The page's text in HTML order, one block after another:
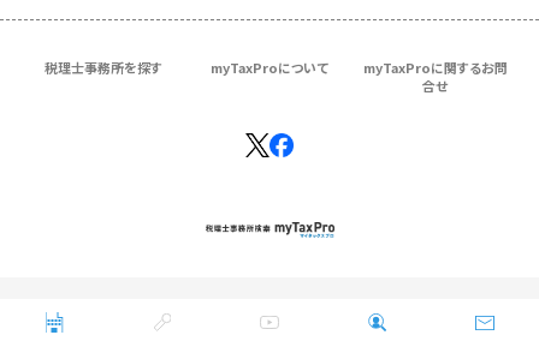
税理士事務所を探す myTaxProについて
myTaxProに関するお問
合せ
Copyright © ＴＫＣ Corporation